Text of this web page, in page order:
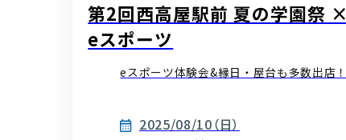
第2回西高屋駅前 夏の学園祭 ×
eスポーツ
eスポーツ体験会&縁日・屋台も多数出店！
2025/08/10（日）